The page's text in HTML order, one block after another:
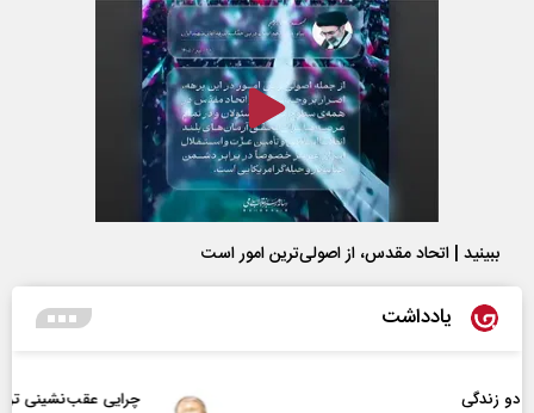
ببینید | اتحاد مقدس، از اصولی‌ترین امور است
یادداشت
چرایی عقب‌نشینی ترامپ؟